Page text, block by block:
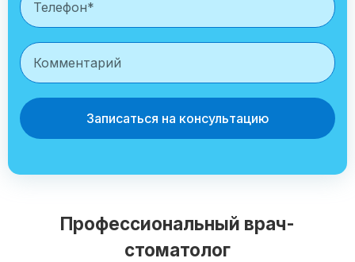
Записаться на консультацию
Профессиональный врач-
стоматолог